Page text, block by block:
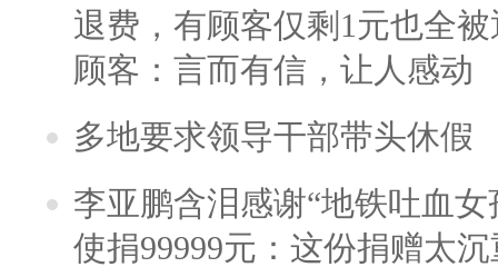
退费，有顾客仅剩1元也全
顾客：言而有信，让人感动
多地要求领导干部带头休假
李亚鹏含泪感谢“地铁吐血
使捐99999元：这份捐赠太